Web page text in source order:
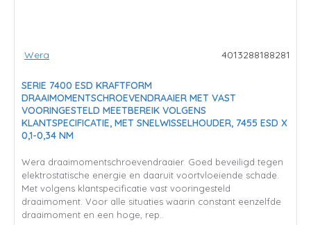
Wera 4013288188281
SERIE 7400 ESD KRAFTFORM
DRAAIMOMENTSCHROEVENDRAAIER MET VAST
VOORINGESTELD MEETBEREIK VOLGENS
KLANTSPECIFICATIE, MET SNELWISSELHOUDER, 7455 ESD X
0,1-0,34 NM
Wera draaimomentschroevendraaier. Goed beveiligd tegen
elektrostatische energie en daaruit voortvloeiende schade.
Met volgens klantspecificatie vast vooringesteld
draaimoment. Voor alle situaties waarin constant eenzelfde
draaimoment en een hoge, rep..